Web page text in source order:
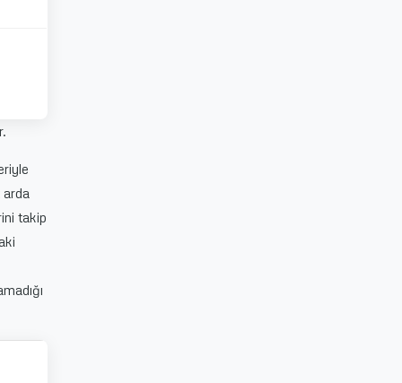
takip